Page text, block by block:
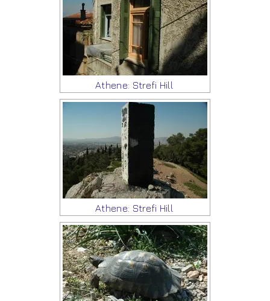
Athene: Strefi Hill
Athene: Strefi Hill